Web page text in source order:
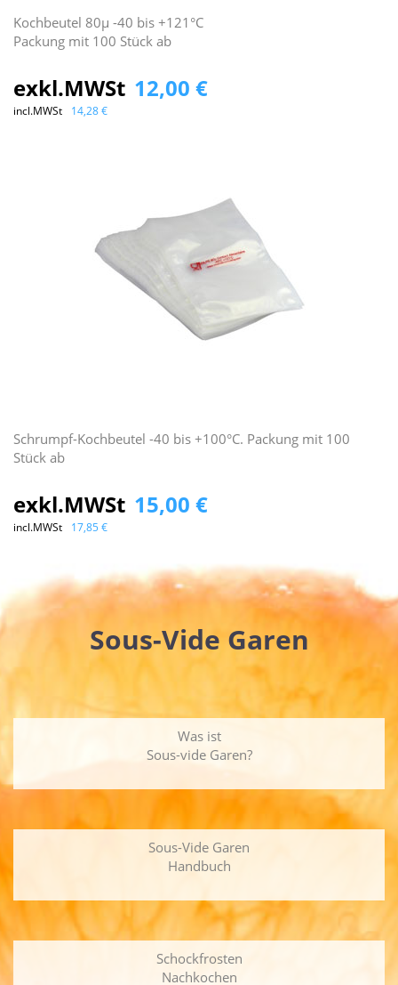
Kochbeutel 80μ -40 bis +121°C
Packung mit 100 Stück ab
exkl.MWSt 12,00 €
incl.MWSt 14,28 €
Schrumpf-Kochbeutel -40 bis +100°C. Packung mit 100
Stück ab
exkl.MWSt 15,00 €
incl.MWSt 17,85 €
Sous-Vide Garen
Was ist
Sous-vide Garen?
Sous-Vide Garen
Handbuch
Schockfrosten
Nachkochen